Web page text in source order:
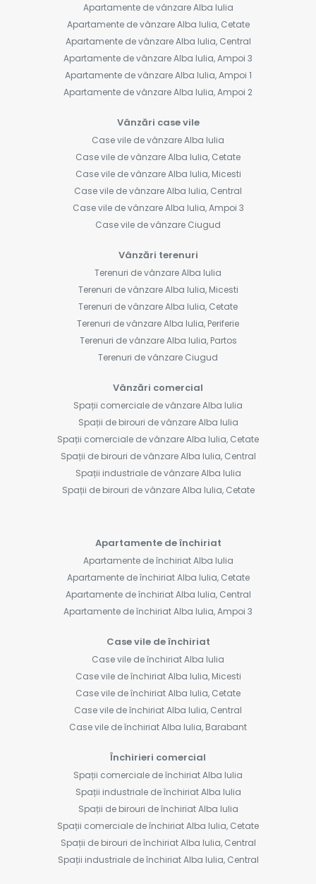
Apartamente de vânzare Alba Iulia
Apartamente de vânzare Alba Iulia, Cetate
Apartamente de vânzare Alba Iulia, Central
Apartamente de vânzare Alba Iulia, Ampoi 3
Apartamente de vânzare Alba Iulia, Ampoi 1
Apartamente de vânzare Alba Iulia, Ampoi 2
Vânzări case vile
Case vile de vânzare Alba Iulia
Case vile de vânzare Alba Iulia, Cetate
Case vile de vânzare Alba Iulia, Micesti
Case vile de vânzare Alba Iulia, Central
Case vile de vânzare Alba Iulia, Ampoi 3
Case vile de vânzare Ciugud
Vânzări terenuri
Terenuri de vânzare Alba Iulia
Terenuri de vânzare Alba Iulia, Micesti
Terenuri de vânzare Alba Iulia, Cetate
Terenuri de vânzare Alba Iulia, Periferie
Terenuri de vânzare Alba Iulia, Partos
Terenuri de vânzare Ciugud
Vânzări comercial
Spații comerciale de vânzare Alba Iulia
Spații de birouri de vânzare Alba Iulia
Spații comerciale de vânzare Alba Iulia, Cetate
Spații de birouri de vânzare Alba Iulia, Central
Spații industriale de vânzare Alba Iulia
Spații de birouri de vânzare Alba Iulia, Cetate
Apartamente de închiriat
Apartamente de închiriat Alba Iulia
Apartamente de închiriat Alba Iulia, Cetate
Apartamente de închiriat Alba Iulia, Central
Apartamente de închiriat Alba Iulia, Ampoi 3
Case vile de închiriat
Case vile de închiriat Alba Iulia
Case vile de închiriat Alba Iulia, Micesti
Case vile de închiriat Alba Iulia, Cetate
Case vile de închiriat Alba Iulia, Central
Case vile de închiriat Alba Iulia, Barabant
Închirieri comercial
Spații comerciale de închiriat Alba Iulia
Spații industriale de închiriat Alba Iulia
Spații de birouri de închiriat Alba Iulia
Spații comerciale de închiriat Alba Iulia, Cetate
Spații de birouri de închiriat Alba Iulia, Central
Spații industriale de închiriat Alba Iulia, Central